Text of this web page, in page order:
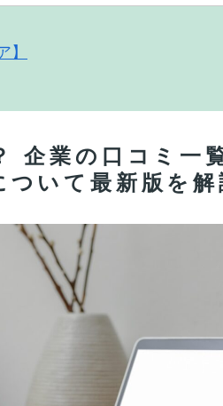
】
企業の口コミ一
ついて最新版を解